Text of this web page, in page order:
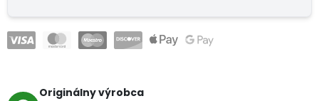
Originálny výrobca